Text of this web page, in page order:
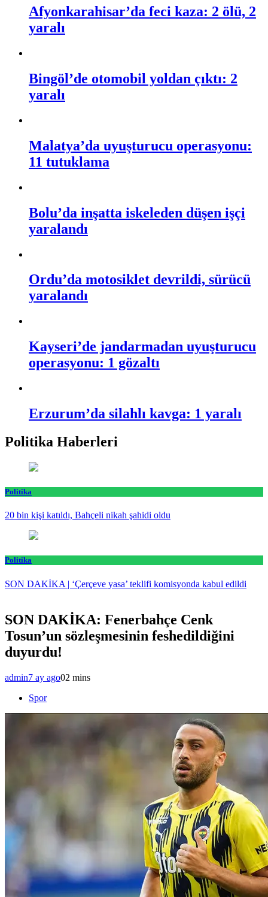
Afyonkarahisar’da feci kaza: 2 ölü, 2
yaralı
Bingöl’de otomobil yoldan çıktı: 2
yaralı
Malatya’da uyuşturucu operasyonu:
11 tutuklama
Bolu’da inşatta iskeleden düşen işçi
yaralandı
Ordu’da motosiklet devrildi, sürücü
yaralandı
Kayseri’de jandarmadan uyuşturucu
operasyonu: 1 gözaltı
Erzurum’da silahlı kavga: 1 yaralı
Politika Haberleri
Politika
20 bin kişi katıldı, Bahçeli nikah şahidi oldu
Politika
SON DAKİKA | ‘Çerçeve yasa’ teklifi komisyonda kabul edildi
SON DAKİKA: Fenerbahçe Cenk
Tosun’un sözleşmesinin feshedildiğini
duyurdu!
admin7 ay ago02 mins
Spor